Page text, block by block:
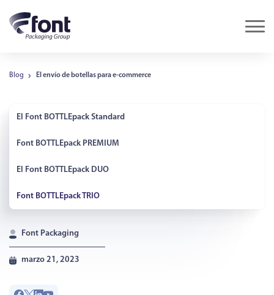
Blog El envío de botellas para e-commerce
El Font BOTTLEpack Standard
Font BOTTLEpack PREMIUM
El Font BOTTLEpack DUO
Font BOTTLEpack TRIO
Font Packaging
marzo 21, 2023